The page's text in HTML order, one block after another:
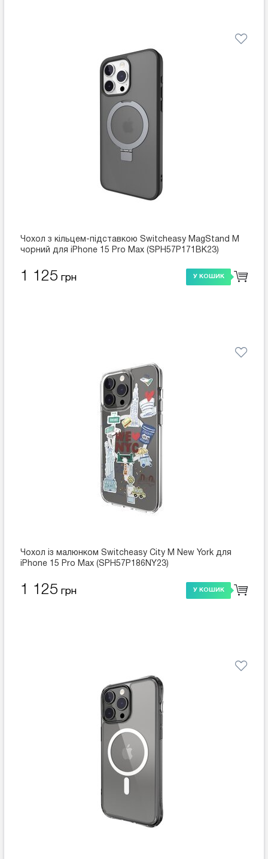
Чохол з кільцем-підставкою Switcheasy MagStand M
чорний для iPhone 15 Pro Max (SPH57P171BK23)
1 125 грн У КОШИК
Чохол із малюнком Switcheasy City M New York для
iPhone 15 Pro Max (SPH57P186NY23)
1 125 грн У КОШИК